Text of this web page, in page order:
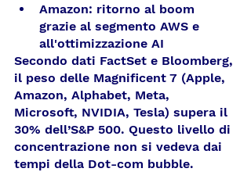
Amazon: ritorno al boom
grazie al segmento AWS e
all'ottimizzazione AI
Secondo dati FactSet e Bloomberg,
il peso delle Magnificent 7 (Apple,
Amazon, Alphabet, Meta,
Microsoft, NVIDIA, Tesla) supera il
30% dell’S&P 500. Questo livello di
concentrazione non si vedeva dai
tempi della Dot-com bubble.